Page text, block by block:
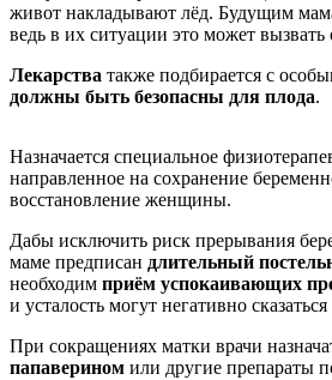
живот накладывают лёд. Будущим
ведь в их ситуации это может
Лекарства также подбирается с
должны быть безопасны для плода.
Назначается специальное
направленное на сохранение
восстановление женщины.
Дабы исключить риск прерывания
маме предписан длительный
необходим приём успокаивающих
и усталость могут негативно
При сокращениях матки врачи
папаверином или другие препараты